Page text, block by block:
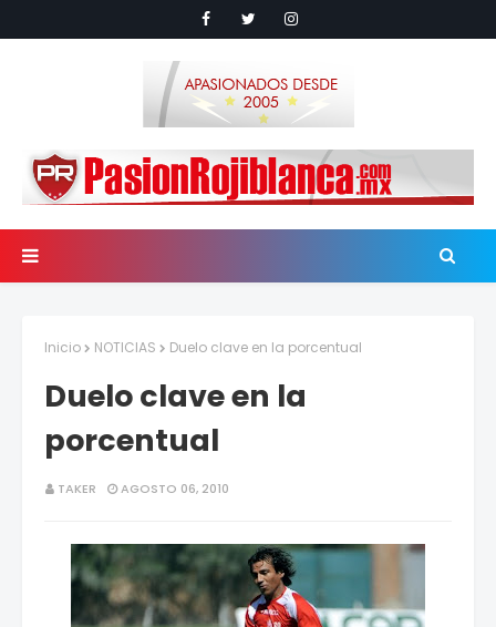
Inicio NOTICIAS Duelo clave en la porcentual
Duelo clave en la
porcentual
TAKER AGOSTO 06, 2010